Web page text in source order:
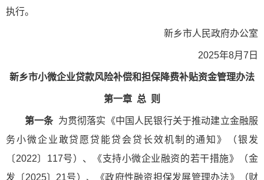
执行。
新乡市人民政府办公室
2025年8月7日
新乡市小微企业贷款风险补偿和担保降费补贴资金管理办法
第一章 总 则
第一条为贯彻落实《中国人民银行关于推动建立金融服
务小微企业敢贷愿贷能贷会贷长效机制的通知》（银发
〔2022〕117号）、《支持小微企业融资的若干措施》（金
发〔2025〕21号）、《政府性融资担保发展管理办法》（财